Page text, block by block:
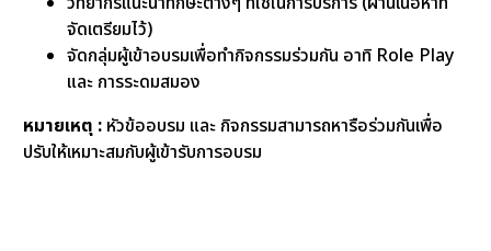
จัดเตรียมไว้)
จัดกลุ่มผู้เข้าอบรมเพื่อทำกิจกรรมร่วมกัน อาทิ Role Play
และ การระดมสมอง
หมายเหตุ : หัวข้ออบรม และ กิจกรรมสามารถหารือร่วมกันเพื่อ
ปรับให้เหมาะสมกับผู้เข้ารับการอบรม